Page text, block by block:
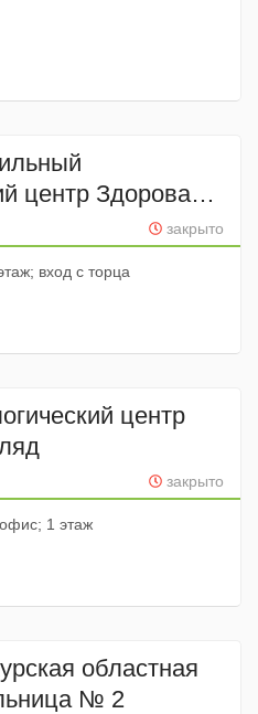
центр Здоровая
закрыто
вход с торца
центр
закрыто
1 этаж
областная
№ 2